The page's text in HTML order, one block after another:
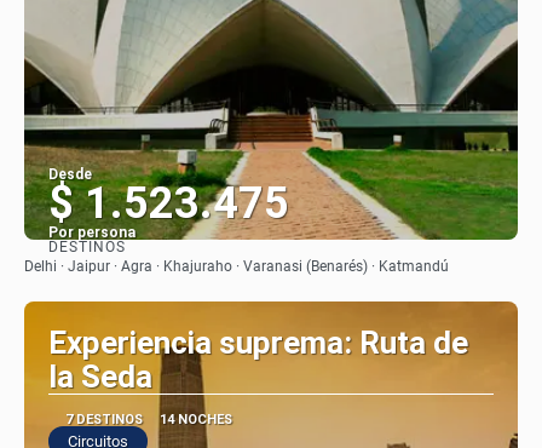
Desde
$ 1.523.475
Por persona
Ver
DESTINOS
Delhi · Jaipur · Agra · Khajuraho · Varanasi (Benarés) · Katmandú
Experiencia suprema: Ruta de
la Seda
7 DESTINOS 14 NOCHES
Circuitos